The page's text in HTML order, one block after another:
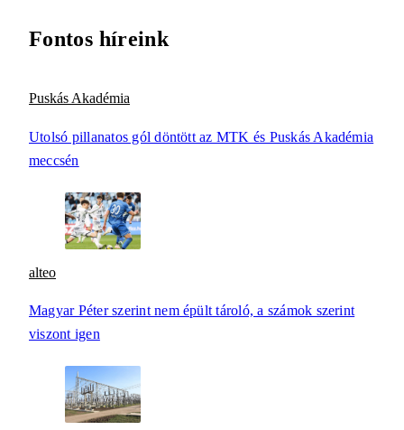
Fontos híreink
Puskás Akadémia
Utolsó pillanatos gól döntött az MTK és Puskás Akadémia
meccsén
alteo
Magyar Péter szerint nem épült tároló, a számok szerint
viszont igen